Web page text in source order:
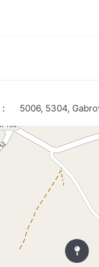
5006, 5304,